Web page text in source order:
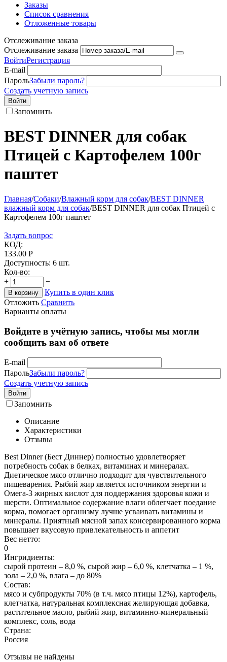
Заказы
Список сравнения
Отложенные товары
Отслеживание заказа
Отслеживание заказа
ВойтиРегистрация
E-mail
ПарольЗабыли пароль?
Создать учетную запись
Войти
Запомнить
BEST DINNER для собак
Птицей с Картофелем 100г
паштет
Главная/Собаки/Влажный корм для собак/BEST DINNER
влажный корм для собак/BEST DINNER для собак Птицей с
Картофелем 100г паштет
Задать вопрос
КОД:
133.00 Р
Доступность: 6 шт.
Кол-во:
+
−
В корзину
Купить в один клик
Отложить Сравнить
Варианты оплаты
Войдите в учётную запись, чтобы мы могли
сообщить вам об ответе
E-mail
ПарольЗабыли пароль?
Создать учетную запись
Войти
Запомнить
Описание
Характеристики
Отзывы
Best Dinner (Бест Диннер) полностью удовлетворяет
потребность собак в белках, витаминах и минералах.
Диетическое мясо отлично подходит для чувствительного
пищеварения. Рыбий жир является источником энергии и
Омега-3 жирных кислот для поддержания здоровья кожи и
шерсти. Оптимальное содержание влаги облегчает поедание
корма, помогает организму лучше усваивать витамины и
минералы. Приятный мясной запах консервированного корма
повышает вкусовую привлекательность и аппетит
Вес нетто:
0
Ингридиенты:
сырой протеин – 8,0 %, сырой жир – 6,0 %, клетчатка – 1 %,
зола – 2,0 %, влага – до 80%
Состав:
мясо и субпродукты 70% (в т.ч. мясо птицы 12%), картофель,
клетчатка, натуральная комплексная желирующая добавка,
растительное масло, рыбий жир, витаминно-минеральный
комплекс, соль, вода
Страна:
Россия
Отзывы не найдены